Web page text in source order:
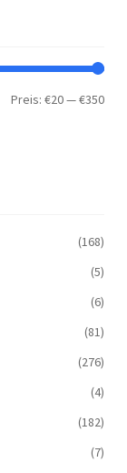
Min.
Max.
Preis: €20—€350
(168)
(5)
(6)
(81)
(276)
(4)
(182)
(7)